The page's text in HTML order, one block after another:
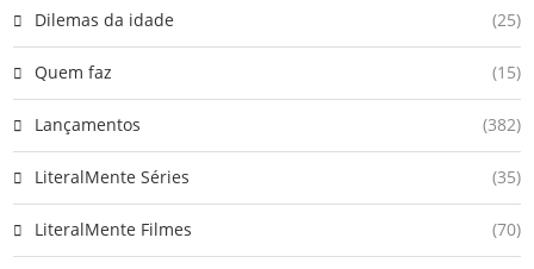
Dilemas da idade (25)
Quem faz (15)
Lançamentos (382)
LiteralMente Séries (35)
LiteralMente Filmes (70)